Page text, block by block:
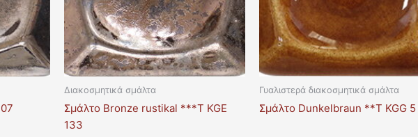
Διακοσμητικά σμάλτα
Σμάλτο Bronze rustikal ***T KGE
133
Γυαλιστερά διακοσμητικά σμάλτα
Σμάλτο Dunkelbraun **T KGG 5